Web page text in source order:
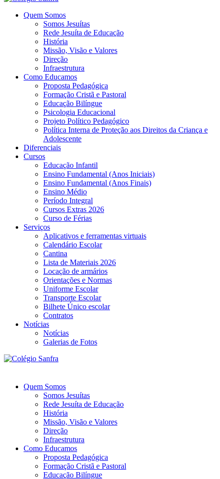
Quem Somos
Somos Jesuítas
Rede Jesuíta de Educação
História
Missão, Visão e Valores
Direção
Infraestrutura
Como Educamos
Proposta Pedagógica
Formação Cristã e Pastoral
Educação Bilíngue
Psicologia Educacional
Projeto Político Pedagógico
Política Interna de Proteção aos Direitos da Criança e
Adolescente
Diferenciais
Cursos
Educação Infantil
Ensino Fundamental (Anos Iniciais)
Ensino Fundamental (Anos Finais)
Ensino Médio
Período Integral
Cursos Extras 2026
Curso de Férias
Serviços
Aplicativos e ferramentas virtuais
Calendário Escolar
Cantina
Lista de Materiais 2026
Locação de armários
Orientações e Normas
Uniforme Escolar
Transporte Escolar
Bilhete Único escolar
Contratos
Notícias
Notícias
Galerias de Fotos
Quem Somos
Somos Jesuítas
Rede Jesuíta de Educação
História
Missão, Visão e Valores
Direção
Infraestrutura
Como Educamos
Proposta Pedagógica
Formação Cristã e Pastoral
Educação Bilíngue